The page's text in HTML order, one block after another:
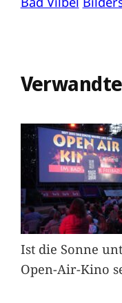
Ist die Sonne
Open-Air-Kino